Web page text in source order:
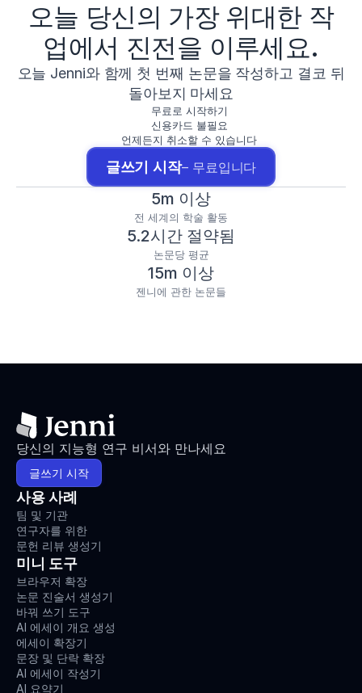
오늘 당신의 가장 위대한 작
업에서 진전을 이루세요.
오늘 Jenni와 함께 첫 번째 논문을 작성하고 결코 뒤
돌아보지 마세요
무료로 시작하기
신용카드 불필요
언제든지 취소할 수 있습니다
글쓰기 시작– 무료입니다
5m 이상
전 세계의 학술 활동
5.2시간 절약됨
논문당 평균
15m 이상
젠니에 관한 논문들
당신의 지능형 연구 비서와 만나세요
글쓰기 시작
사용 사례
팀 및 기관
연구자를 위한
문헌 리뷰 생성기
미니 도구
브라우저 확장
논문 진술서 생성기
바꿔 쓰기 도구
AI 에세이 개요 생성
에세이 확장기
문장 및 단락 확장
AI 에세이 작성기
AI 요약기